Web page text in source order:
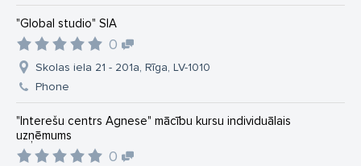
"Global studio" SIA
0
Skolas iela 21 - 201a, Rīga, LV-1010
Phone
"Interešu centrs Agnese" mācību kursu individuālais
uzņēmums
0